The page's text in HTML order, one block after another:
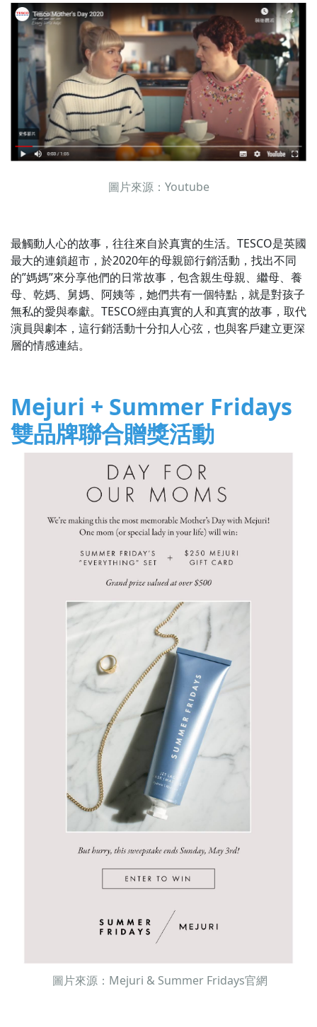
圖片來源：Youtube
最觸動人心的故事，往往來自於真實的生活。TESCO是英國
最大的連鎖超市，於2020年的母親節行銷活動，找出不同
的”媽媽”來分享他們的日常故事，包含親生母親、繼母、養
母、乾媽、舅媽、阿姨等，她們共有一個特點，就是對孩子
無私的愛與奉獻。TESCO經由真實的人和真實的故事，取代
演員與劇本，這行銷活動十分扣人心弦，也與客戶建立更深
層的情感連結。
Mejuri + Summer Fridays
雙品牌聯合贈獎活動
圖片來源：Mejuri & Summer Fridays官網